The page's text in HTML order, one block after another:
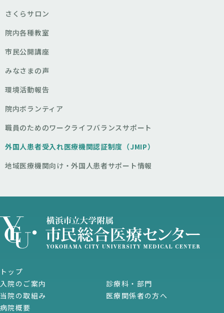
さくらサロン
院内各種教室
市民公開講座
みなさまの声
環境活動報告
院内ボランティア
職員のためのワークライフバランスサポート
外国人患者受入れ医療機関認証制度（JMIP）
地域医療機関向け・外国人患者サポート情報
トップ
入院のご案内
診療科・部門
当院の取組み
医療関係者の方へ
病院概要